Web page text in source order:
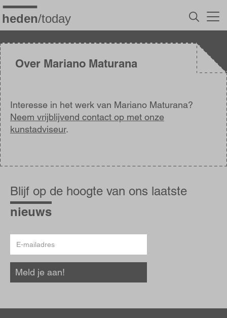
Overslaan
en
naar
inhoud
gaanOver Mariano Maturana
Interesse in het werk van Mariano Maturana?
Neem vrijblijvend contact op met onze
kunstadviseur.
op
de
hoogte
Blijf op de hoogte van ons laatste
nieuws
mailadres
Meld je aan!